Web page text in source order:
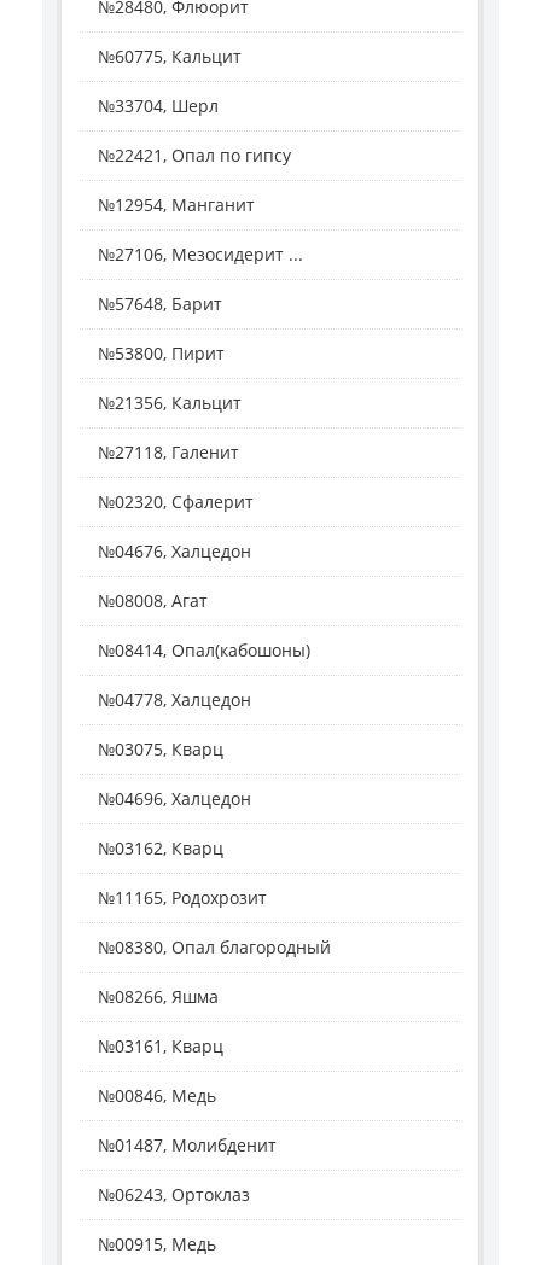
№28480, Флюорит
№60775, Кальцит
№33704, Шерл
№22421, Опал по гипсу
№12954, Манганит
№27106, Мезосидерит ...
№57648, Барит
№53800, Пирит
№21356, Кальцит
№27118, Галенит
№02320, Сфалерит
№04676, Халцедон
№08008, Агат
№08414, Опал(кабошоны)
№04778, Халцедон
№03075, Кварц
№04696, Халцедон
№03162, Кварц
№11165, Родохрозит
№08380, Опал благородный
№08266, Яшма
№03161, Кварц
№00846, Медь
№01487, Молибденит
№06243, Ортоклаз
№00915, Медь